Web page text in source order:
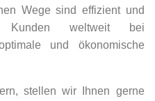
Wege sind effizient und
weltweit bei
und ökonomische
stellen wir Ihnen gerne